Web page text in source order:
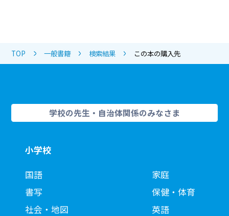
TOP 一般書籍 検索結果 この本の購入先
学校の先生・自治体関係のみなさま
小学校
国語
書写
社会・地図
家庭
保健・体育
英語